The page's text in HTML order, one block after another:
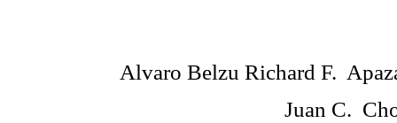
 Alvaro Belzu Richard F. 
Juan C. 